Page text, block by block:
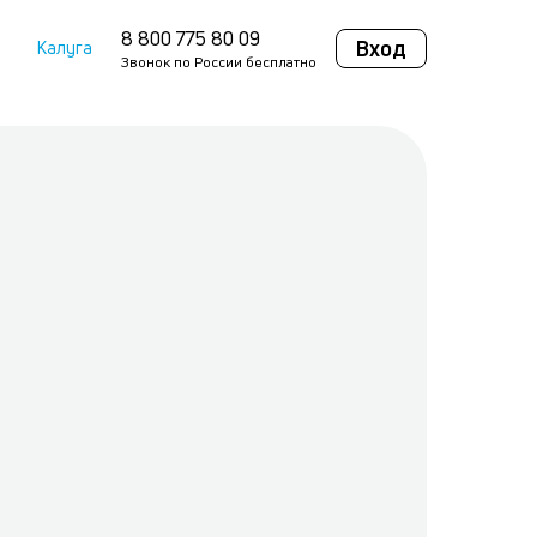
Калуга 8 800 775 80 09
Звонок по России бесплатно Вход